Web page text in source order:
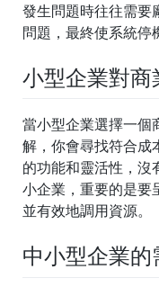
發生問題時往往需要
問題，最終使系統停
小型企業對商
當小型企業選擇一個
解，你會尋找符合成
的功能和靈活性，沒
小企業，重要的是要
並有效地調用資源。
中小型企業的